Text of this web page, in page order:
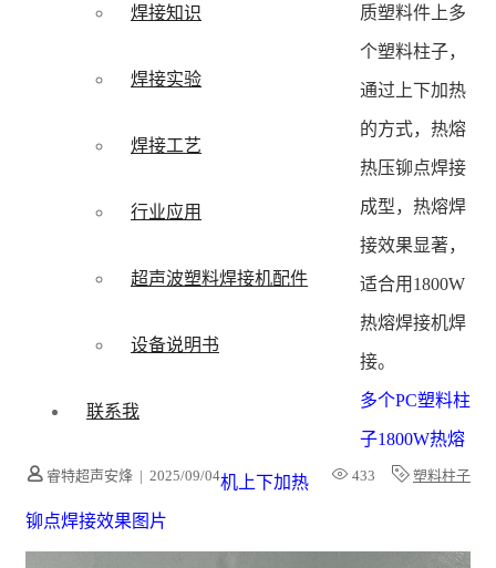
焊接知识
焊接实验
焊接工艺
行业应用
超声波塑料焊接机配件
设备说明书
联系我
睿特超声安烽 | 2025/09/04 433 塑料柱子
质塑料件上多
个塑料柱子，
通过上下加热
的方式，热熔
热压铆点焊接
成型，热熔焊
接效果显著，
适合用1800W
热熔焊接机焊
接。
多个PC塑料柱
子1800W热熔
机上下加热
铆点焊接效果图片